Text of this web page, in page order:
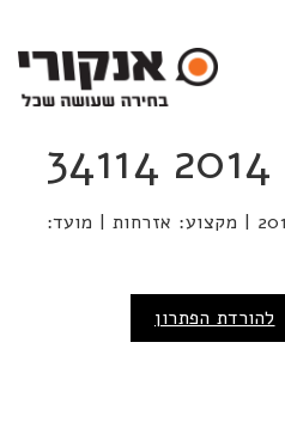
מספר שאלון: 34114 | שנה: 2014 | מקצוע: אזרחות | מועד:
להורדת הפתרון